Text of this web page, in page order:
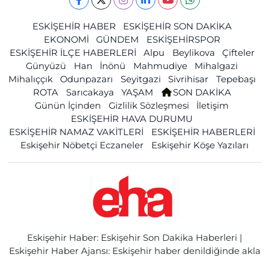
ESKİŞEHİR HABER
ESKİŞEHİR SON DAKİKA
EKONOMİ
GÜNDEM
ESKİŞEHİRSPOR
ESKİŞEHİR İLÇE HABERLERİ
Alpu Beylikova
Çifteler
Günyüzü
Han İnönü Mahmudiye
Mihalgazi
Mihalıççık
Odunpazarı Seyitgazi Sivrihisar
Tepebaşı
ROTA
Sarıcakaya YAŞAM
SON DAKİKA
Günün İçinden
Gizlilik Sözleşmesi
İletişim
ESKİŞEHİR HAVA DURUMU
ESKİŞEHİR NAMAZ VAKİTLERİ
ESKİŞEHİR HABERLERİ
Eskişehir Nöbetçi Eczaneler
Eskişehir Köşe Yazıları
Eskişehir Haber: Eskişehir Son Dakika Haberleri |
Eskişehir Haber Ajansı: Eskişehir haber denildiğinde akla